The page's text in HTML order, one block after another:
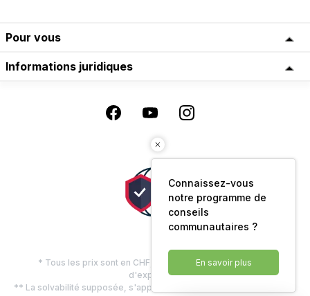
Pour vous
Informations juridiques
* Tous les prix sont en CHF, TVA comprise, plus les frais
d'expédition
** La solvabilité supposée, s'applique uniquement aux clients privés
Connaissez-vous
notre programme de
conseils
communautaires ?
En savoir plus